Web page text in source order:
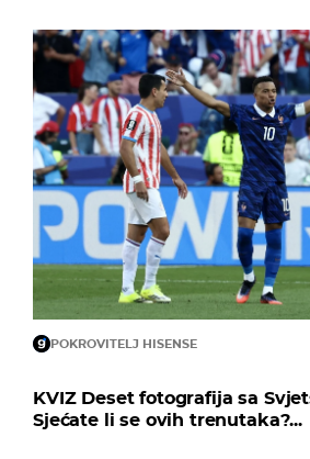
POKROVITELJ HISENSE
KVIZ Deset fotografija sa
Sjećate li se ovih trenutaka?...